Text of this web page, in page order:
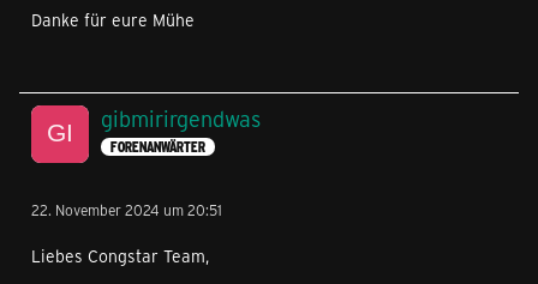
Danke für eure Mühe
gibmirirgendwas
FORENANWÄRTER
22. November 2024 um 20:51
Liebes Congstar Team,